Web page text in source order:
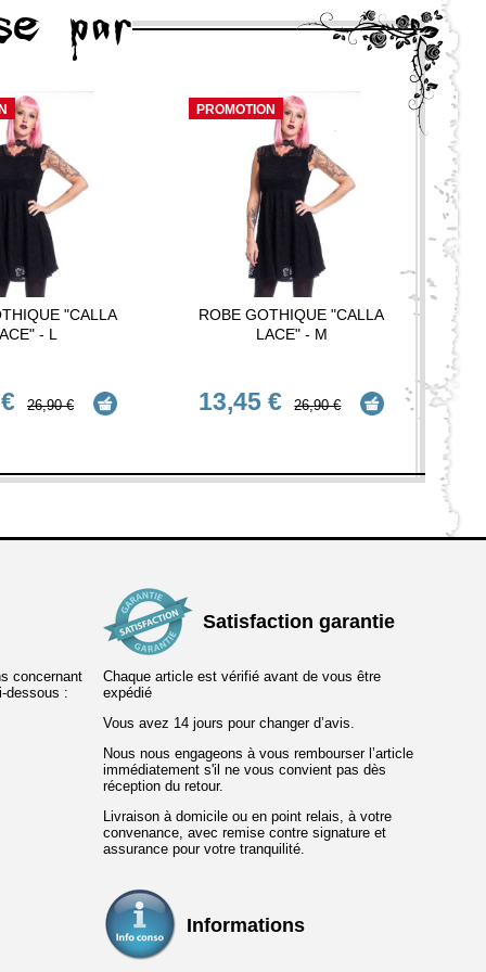
par
"CALLA
- L
26,90 €
PROMOTION
ROBE GOTHIQUE "CALLA
LACE" - M
13,45 € 26,90 €
concernant
dessous :
Satisfaction garantie
Chaque article est vérifié avant de vous être
expédié
Vous avez 14 jours pour changer d’avis.
Nous nous engageons à vous rembourser l’article
immédiatement s'il ne vous convient pas dès
réception du retour.
Livraison à domicile ou en point relais, à votre
convenance, avec remise contre signature et
assurance pour votre tranquilité.
Informations